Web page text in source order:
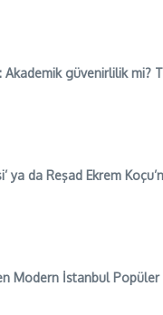
güvenirlilik mi?
ya da Reşad Ekrem
Modern İstanbul Popüler